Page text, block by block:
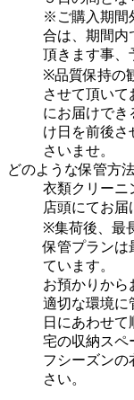
※ご購入期間
合は、期間内
頂きます事、
※品質保持の
させて頂いて
にお届けでき
け日を前後さ
さいませ。
どのような保管方
衣類クリーニ
店頭にてお届
※集荷後、最
保管プランは
ています。
お預かりから
適切な環境に
日にあわせ
宅の収納スペ
フシーズンの
さい。